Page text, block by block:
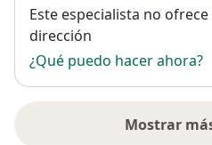
Disponibilidad
Este especialista no
dirección
¿Qué puedo hacer ahora?
Mostrar